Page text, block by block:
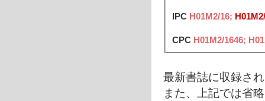
IPC H01M2/16;
CPC H01M2/1646;
最新書誌に収録さ
また、上記では省